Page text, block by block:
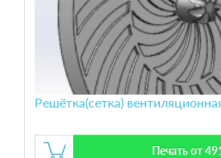
Решётка(сетка)
Печать от